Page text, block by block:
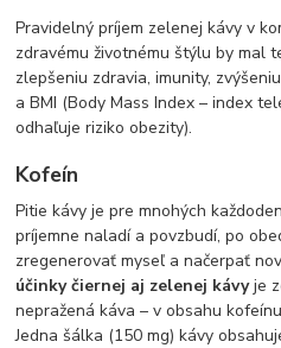
Pravidelný príjem zelenej kávy v
zdravému životnému štýlu by mal
zlepšeniu zdravia, imunity,
a BMI (Body Mass Index – index
odhaľuje riziko obezity).
Kofeín
Pitie kávy je pre mnohých
príjemne naladí a povzbudí, po
zregenerovať myseľ a načerpať
účinky čiernej aj zelenej kávyje
nepražená káva – v obsahu
Jedna šálka (150 mg) kávy